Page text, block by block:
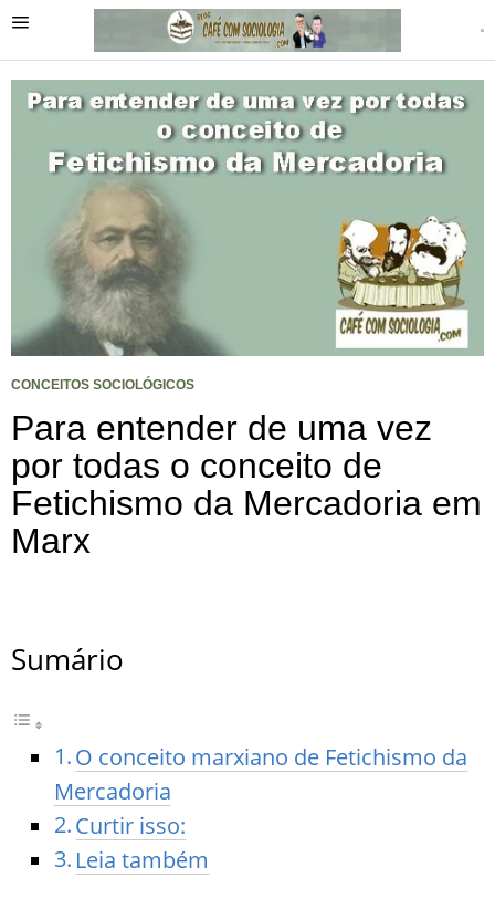
CONCEITOS SOCIOLÓGICOS
Para entender de uma vez
por todas o conceito de
Fetichismo da Mercadoria em
Marx
Sumário
O conceito marxiano de Fetichismo da
Mercadoria
Curtir isso:
Leia também